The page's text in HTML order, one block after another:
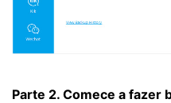
Parte 2. Comece a fazer